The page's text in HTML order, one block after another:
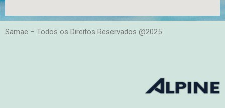
Samae – Todos os Direitos Reservados @2025